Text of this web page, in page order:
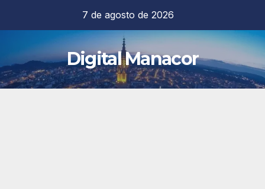
contenido
7 de agosto de 2026
Digital Manacor